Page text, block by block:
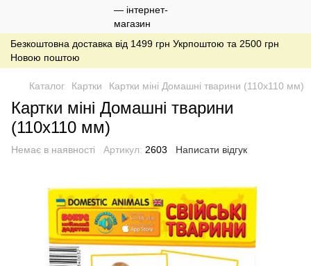
Безкоштовна доставка від 1499 грн Укрпоштою та 2500 грн
Новою поштою
Каталог Картки Картки міні Домашні тварини (110х110 мм)
Картки міні Домашні тварини
(110х110 мм)
Немає в наявності Артикул: 2603 Написати відгук